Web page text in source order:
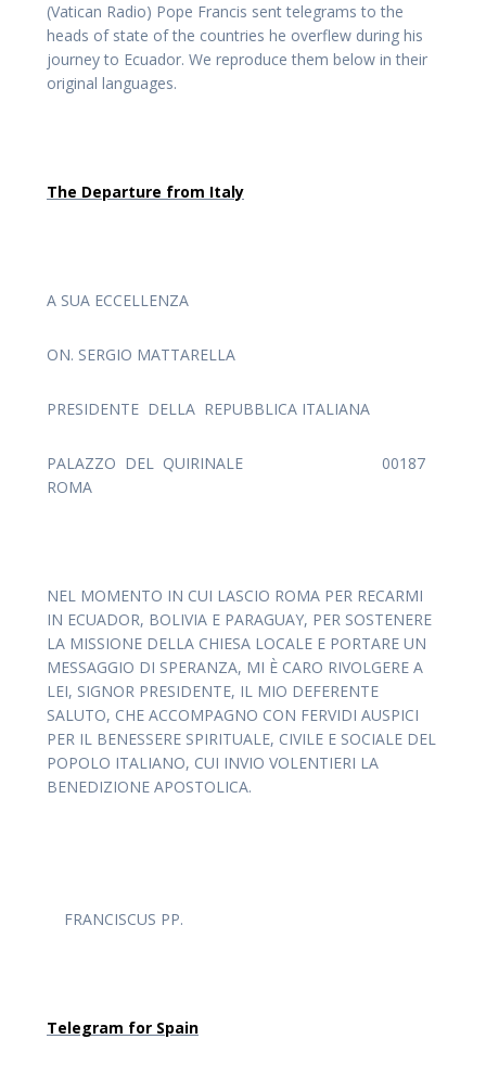
(Vatican Radio) Pope Francis sent telegrams to the
heads of state of the countries he overflew during his
journey to Ecuador. We reproduce them below in their
original languages.
The Departure from Italy
A SUA ECCELLENZA
ON. SERGIO MATTARELLA
PRESIDENTE DELLA REPUBBLICA ITALIANA
PALAZZO DEL QUIRINALE 00187
ROMA
NEL MOMENTO IN CUI LASCIO ROMA PER RECARMI
IN ECUADOR, BOLIVIA E PARAGUAY, PER SOSTENERE
LA MISSIONE DELLA CHIESA LOCALE E PORTARE UN
MESSAGGIO DI SPERANZA, MI È CARO RIVOLGERE A
LEI, SIGNOR PRESIDENTE, IL MIO DEFERENTE
SALUTO, CHE ACCOMPAGNO CON FERVIDI AUSPICI
PER IL BENESSERE SPIRITUALE, CIVILE E SOCIALE DEL
POPOLO ITALIANO, CUI INVIO VOLENTIERI LA
BENEDIZIONE APOSTOLICA.
FRANCISCUS PP.
Telegram for Spain